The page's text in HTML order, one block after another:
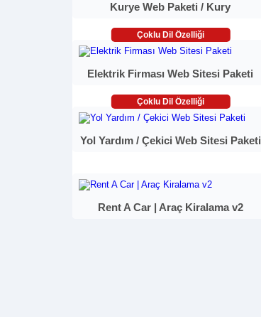
Kurye Web Paketi / Kury
Çoklu Dil Özelliği
Elektrik Firması Web Sitesi Paketi
Çoklu Dil Özelliği
Yol Yardım / Çekici Web Sitesi Paketi
Rent A Car | Araç Kiralama v2